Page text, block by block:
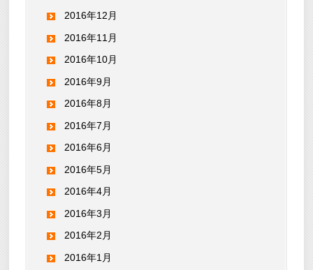
2016年12月
2016年11月
2016年10月
2016年9月
2016年8月
2016年7月
2016年6月
2016年5月
2016年4月
2016年3月
2016年2月
2016年1月